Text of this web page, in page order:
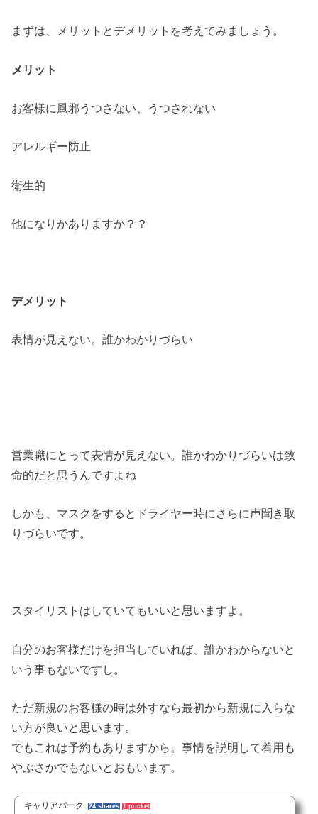
まずは、メリットとデメリットを考えてみましょう。
メリット
お客様に風邪うつさない、うつされない
アレルギー防止
衛生的
他になりかありますか？？
デメリット
表情が見えない。誰かわかりづらい
営業職にとって表情が見えない。誰かわかりづらいは致
命的だと思うんですよね
しかも、マスクをするとドライヤー時にさらに声聞き取
りづらいです。
スタイリストはしていてもいいと思いますよ。
自分のお客様だけを担当していれば、誰かわからないと
いう事もないですし。
ただ新規のお客様の時は外すなら最初から新規に入らな
い方が良いと思います。
でもこれは予約もありますから。事情を説明して着用も
やぶさかでもないとおもいます。
キャリアパーク 24 shares 1 pocket